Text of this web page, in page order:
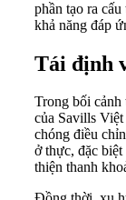
phần tạo ra
khả năng đáp
Tái định
Trong bối cảnh
của Savills
chóng điều
ở thực, đặc
thiện thanh